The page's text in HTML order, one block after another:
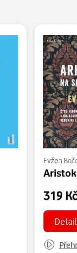
Evžen
319
Detail